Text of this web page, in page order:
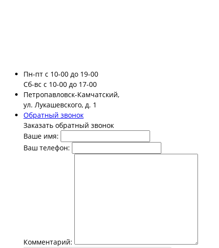
Пн-пт с 10-00 до 19-00
Сб-вс с 10-00 до 17-00
Петропавловск-Камчатский,
ул. Лукашевского, д. 1
Обратный звонок
Заказать обратный звонок
Ваше имя:
Ваш телефон:
Комментарий: